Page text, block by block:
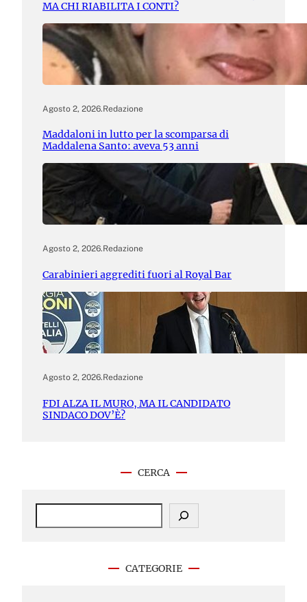
MA CHI RIABILITA I CONTI?
Agosto 2, 2026.Redazione
Maddaloni in lutto per la scomparsa di
Maddalena Santo: aveva 53 anni
Agosto 2, 2026.Redazione
Carabinieri aggrediti fuori al Royal Bar
Agosto 2, 2026.Redazione
FDI ALZA IL MURO, MA IL CANDIDATO
SINDACO DOV’È?
CERCA
S
CATEGORIE